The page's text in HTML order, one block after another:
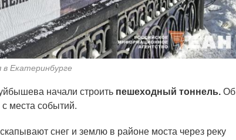
Екатеринбурге
начали строить пешеходный тоннель. Об
места событий.
снег и землю в районе моста через реку